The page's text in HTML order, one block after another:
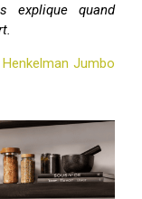
explique quand
Jumbo